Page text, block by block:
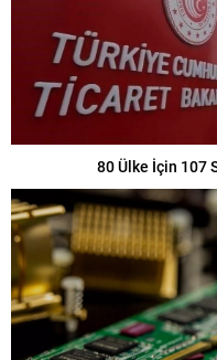
80 Ülke İçin 107